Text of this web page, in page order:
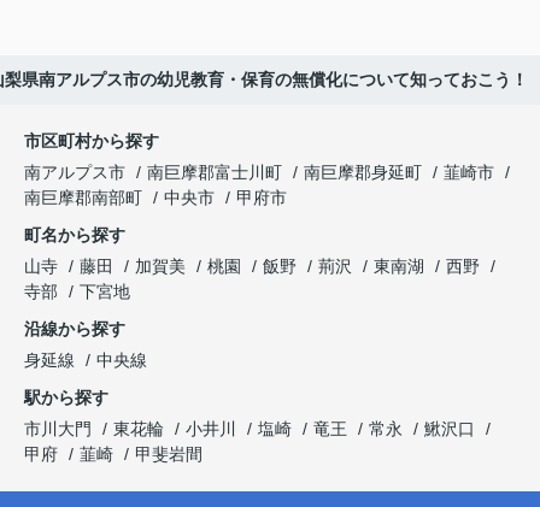
梨県南アルプス市の幼児教育・保育の無償化について知っておこう！
市区町村から探す
南アルプス市
南巨摩郡富士川町 南巨摩郡身延町
韮崎市
南巨摩郡南部町
中央市
甲府市
町名から探す
山寺
藤田 加賀美 桃園 飯野 荊沢 東南湖
西野
寺部
下宮地
沿線から探す
身延線
中央線
駅から探す
市川大門
東花輪 小井川 塩崎 竜王 常永
鰍沢口
甲府
韮崎 甲斐岩間